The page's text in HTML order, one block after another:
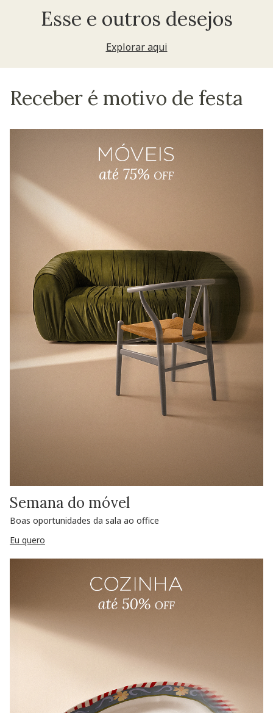
Esse e outros desejos
Explorar aqui
Receber é motivo de festa
Semana do móvel
Boas oportunidades da sala ao office
Eu quero